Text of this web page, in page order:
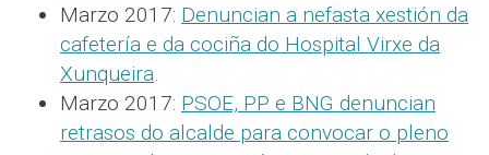
Marzo 2017: Denuncian a nefasta xestión da
cafetería e da cociña do Hospital Virxe da
Xunqueira
Marzo 2017: PSOE, PP e BNG denuncian
retrasos do alcalde para convocar o pleno